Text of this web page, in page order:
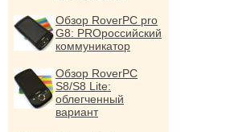
Обзор RoverPC pro
G8: PROроссийский
коммуникатор
Обзор RoverPC
S8/S8 Lite:
облегченный
вариант